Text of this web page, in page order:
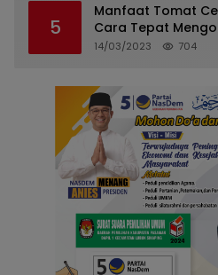
5
Manfaat Tomat
Cara Tepat
14/03/2023 704